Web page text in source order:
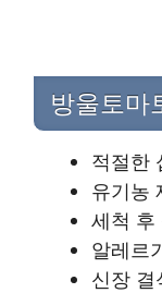
방울토마
적절한
유기농
세척 후
알레르
신장 결